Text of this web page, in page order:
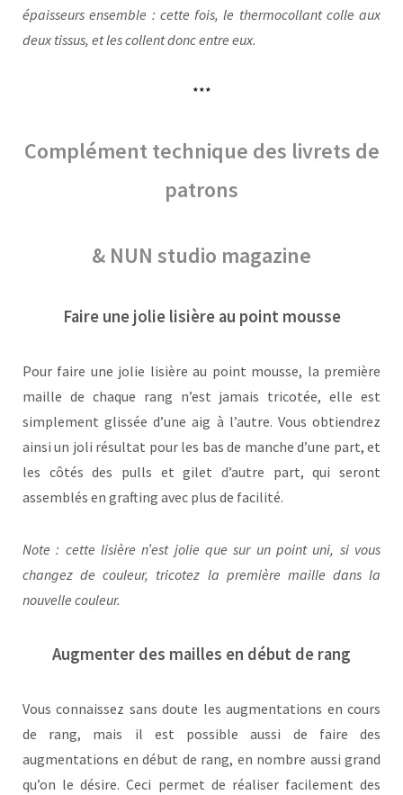
épaisseurs ensemble : cette fois, le thermocollant colle aux
deux tissus, et les collent donc entre eux.
***
Complément technique des livrets de
patrons
& NUN studio magazine
Faire une jolie lisière au point mousse
Pour faire une jolie lisière au point mousse, la première
maille de chaque rang n’est jamais tricotée, elle est
simplement glissée d’une aig à l’autre. Vous obtiendrez
ainsi un joli résultat pour les bas de manche d’une part, et
les côtés des pulls et gilet d’autre part, qui seront
assemblés en grafting avec plus de facilité.
Note : cette lisière n’est jolie que sur un point uni, si vous
changez de couleur, tricotez la première maille dans la
nouvelle couleur.
Augmenter des mailles en début de rang
Vous connaissez sans doute les augmentations en cours
de rang, mais il est possible aussi de faire des
augmentations en début de rang, en nombre aussi grand
qu’on le désire. Ceci permet de réaliser facilement des